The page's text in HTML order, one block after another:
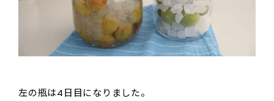
左の瓶は4日目になりました。